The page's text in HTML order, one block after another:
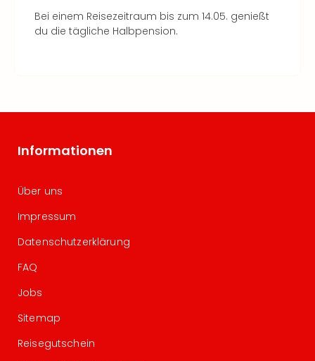
Bei einem Reisezeitraum bis zum 14.05. genießt
du die tägliche Halbpension.
Informationen
Über uns
Impressum
Datenschutzerklärung
FAQ
Jobs
Sitemap
Reisegutschein